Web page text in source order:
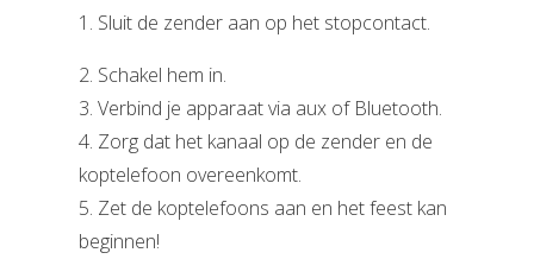
1. Sluit de zender aan op het stopcontact.
2. Schakel hem in.
3. Verbind je apparaat via aux of Bluetooth.
4. Zorg dat het kanaal op de zender en de
koptelefoon overeenkomt.
5. Zet de koptelefoons aan en het feest kan
beginnen!